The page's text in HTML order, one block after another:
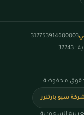
312753914600003
سيو بارتنرز